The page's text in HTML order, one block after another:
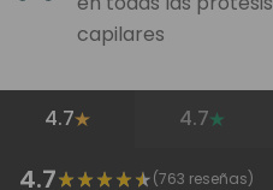
capilares
4.7 4.7
4.7 (763 reseñas)